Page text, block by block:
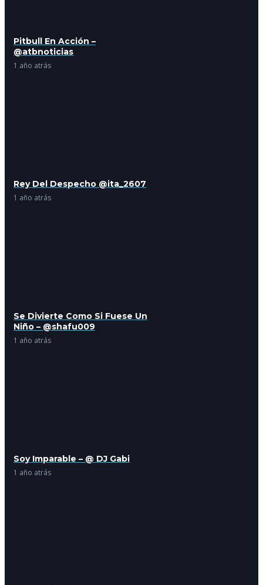
Pitbull En Acción –
@atbnoticias
1 año atrás
Rey Del Despecho @ita_2607
1 año atrás
Se Divierte Como Si Fuese Un
Niño – @shafu009
1 año atrás
Soy Imparable – @ DJ Gabi
1 año atrás